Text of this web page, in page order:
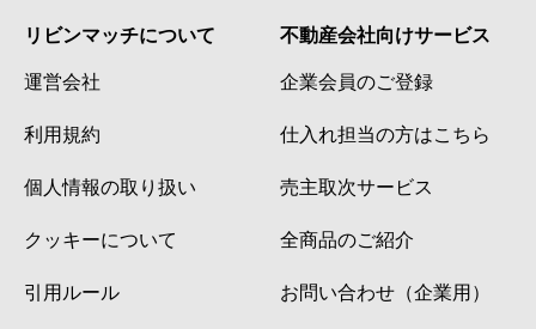
リビンマッチについて
運営会社
利用規約
個人情報の取り扱い
クッキーについて
引用ルール
不動産会社向けサービス
企業会員のご登録
仕入れ担当の方はこちら
売主取次サービス
全商品のご紹介
お問い合わせ（企業用）